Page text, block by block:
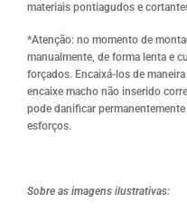
materiais pontiagudos e
*Atenção: no momento de
manualmente, de forma lenta e
forçados. Encaixá-los de
encaixe macho não inserido
pode danificar
esforços.
Sobre as imagens ilustrativas: